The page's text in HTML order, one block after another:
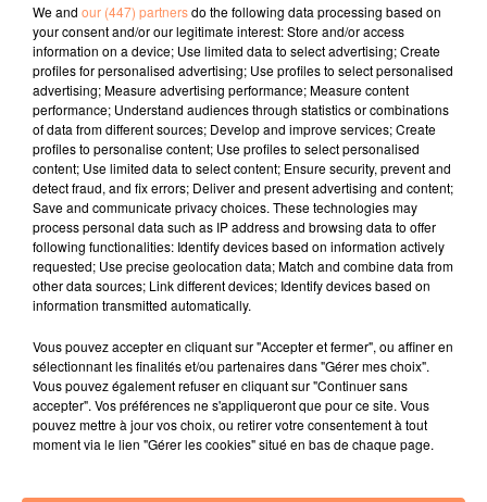
Covid-19 pour les personnes arrivant de Belgique, des
Pays-Bas et de République tchèque. Certaines villes,
comme Gênes, ou certaines régions, comme le Latium
(Rome) ou la Campanie (Naples), avaient pris les
devants en rendant obligatoire le port du masque dans
la rue.
Déjà obligatoire dans les lieux publics fermés en Italie,
il le deviendra désormais en extérieur dans tout le
pays à partir de jeudi, selon un décret-loi publié
mercredi soir. Le port du masque ne sera toutefois
pas obligatoire à domicile et dans des lieux isolés
moins de six ans, ainsi que les personnes souffrant de
pathologies incompatibles avec le port du masque,
sont exemptés. Le masque ne sera pas non plus
obligatoire lors d’activités sportives.
We and our (447) partnersdo the following data processing based on
your consent and/or our legitimate interest: Store and/or access
information on a device; Use limited data to select advertising; Create
profiles for personalised advertising; Use profiles to select personalised
advertising; Measure advertising performance; Measure content
performance; Understand audiences through statistics or combinations
of data from different sources; Develop and improve services; Create
profiles to personalise content; Use profiles to select personalised
content; Use limited data to select content; Ensure security, prevent and
detect fraud, and fix errors; Deliver and present advertising and content;
Save and communicate privacy choices. These technologies may
process personal data such as IP address and browsing data to offer
following functionalities: Identify devices based on information actively
requested; Use precise geolocation data; Match and combine data from
other data sources; Link different devices; Identify devices based on
information transmitted automatically.
Vous pouvez accepter en cliquant sur "Accepter et fermer", ou affiner en
sélectionnant les finalités et/ou partenaires dans "Gérer mes choix".
Vous pouvez également refuser en cliquant sur "Continuer sans
accepter". Vos préférences ne s'appliqueront que pour ce site. Vous
pouvez mettre à jour vos choix, ou retirer votre consentement à tout
moment via le lien "Gérer les cookies" situé en bas de chaque page.